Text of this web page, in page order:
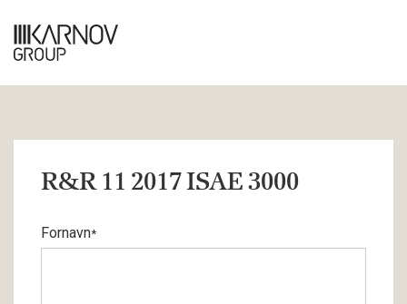
R&R 11 2017 ISAE 3000
Fornavn*